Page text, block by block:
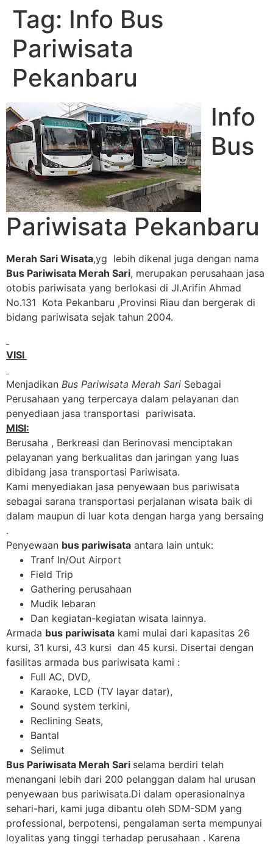
Tag: Info Bus
Pariwisata
Pekanbaru
Info
Bus
Pariwisata Pekanbaru
Merah Sari Wisata,yg lebih dikenal juga dengan nama
Bus Pariwisata Merah Sari, merupakan perusahaan jasa
otobis pariwisata yang berlokasi di Jl.Arifin Ahmad
No.131 Kota Pekanbaru ,Provinsi Riau dan bergerak di
bidang pariwisata sejak tahun 2004.
VISI
Menjadikan Bus Pariwisata Merah Sari Sebagai
Perusahaan yang terpercaya dalam pelayanan dan
penyediaan jasa transportasi pariwisata.
MISI:
Berusaha , Berkreasi dan Berinovasi menciptakan
pelayanan yang berkualitas dan jaringan yang luas
dibidang jasa transportasi Pariwisata.
Kami menyediakan jasa penyewaan bus pariwisata
sebagai sarana transportasi perjalanan wisata baik di
dalam maupun di luar kota dengan harga yang bersaing
.
Penyewaan bus pariwisata antara lain untuk:
Tranf In/Out Airport
Field Trip
Gathering perusahaan
Mudik lebaran
Dan kegiatan-kegiatan wisata lainnya.
Armada bus pariwisata kami mulai dari kapasitas 26
kursi, 31 kursi, 43 kursi dan 45 kursi. Disertai dengan
fasilitas armada bus pariwisata kami :
Full AC, DVD,
Karaoke, LCD (TV layar datar),
Sound system terkini,
Reclining Seats,
Bantal
Selimut
Bus Pariwisata Merah Sari selama berdiri telah
menangani lebih dari 200 pelanggan dalam hal urusan
penyewaan bus pariwisata.Di dalam operasionalnya
sehari-hari, kami juga dibantu oleh SDM-SDM yang
professional, berpotensi, pengalaman serta mempunyai
loyalitas yang tinggi terhadap perusahaan . Karena